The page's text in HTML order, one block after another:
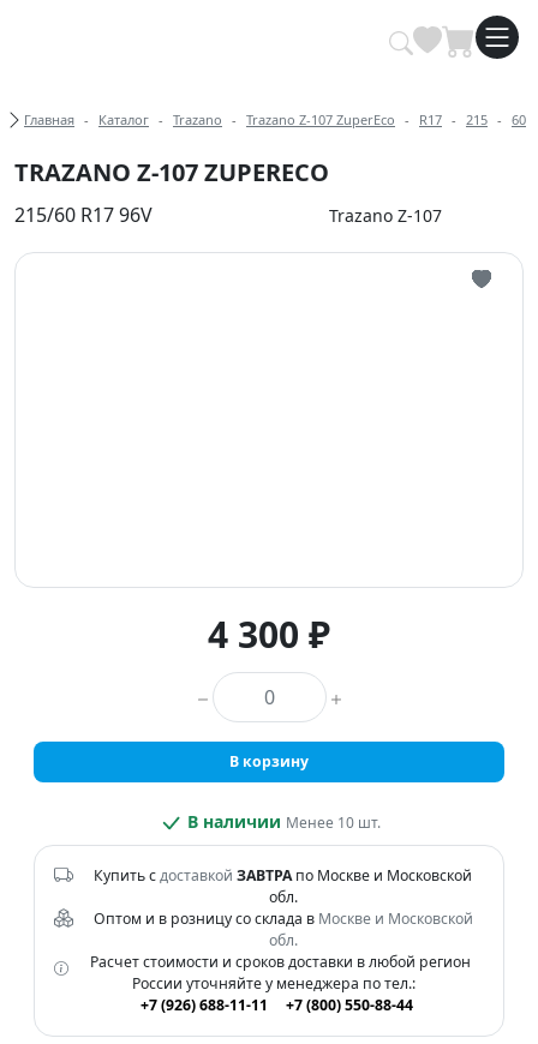
Купить автомобильные шины
Хлебные крошки
Главная Каталог Trazano Trazano Z-107 ZuperEco R17 215 60
TRAZANO Z-107 ZUPERECO
215/60 R17 96V Trazano Z-107
4 300 ₽
Количество товара
В корзину
В наличии Менее 10 шт.
Купить сдоставкой ЗАВТРАпо Москве и Московской
обл.
Оптом и в розницу со склада в Москве и Московской
обл.
Расчет стоимости и сроков доставки в любой регион
России уточняйте у менеджера по тел.:
+7 (926) 688-11-11
+7 (800) 550-88-44